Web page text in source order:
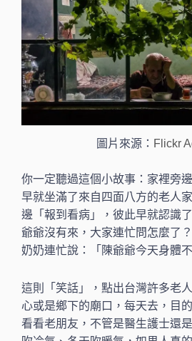
圖片來源： Flickr
你一定聽過這個小故事：家裡旁
早就坐滿了來自四面八方的老人
邊「報到看病」，彼此早就認識
爺爺沒有來，大家連忙問怎麼了
奶奶連忙說：「陳爺爺今天身體
這則「笑話」，點出台灣許多老
心或是鄉下的廟口，每天去，目
看看老朋友，不管是醫生護士還